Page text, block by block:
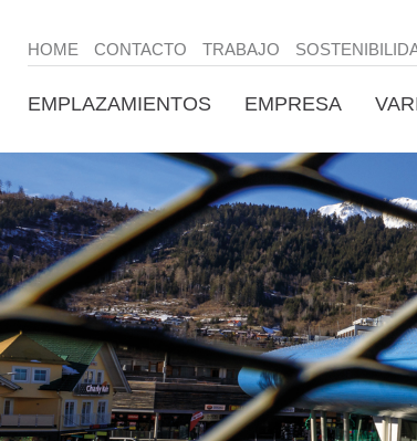
HOME CONTACTO TRABAJO
EMPLAZAMIENTOS EMPRESA